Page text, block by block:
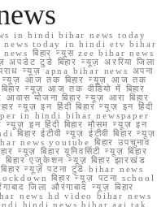
in hindi bihar news today
today in hindi etv bihar
बिहार न्यूस zee bihar news
टुडे बिहार न्यूज़ अररिया जिला
न्यूज़ apna bihar news अपना
न्यूज़ आज तक बिहार न्यूज़ आज तक
न्यूज़ आज तक वीडियो में बिहार
योजना बिहार न्यूज़ आरा बिहार
न्यूज़ इन हिंदी बिहार न्यूज़ इन हिंदी
in hindi bihar newspaper
न्यूज़ इन हिंदी बिहार मौसम न्यूज़ इन
ईटीवी न्यूज़ ईटीवी बिहार न्यूज़
news youtube बिहार उपचुनाव
न्यूज़ बिहार यूनिवर्सिटी न्यूज़ बिहार
एजुकेशन न्यूज़ बिहार झारखंड
बिहार न्यूज़ पटना टुडे bihar news
बिहार न्यूज़ पटना school
जिला औरंगाबाद न्यूज़ बिहार
news hd video bihar news
hindi news bihar aaj tak